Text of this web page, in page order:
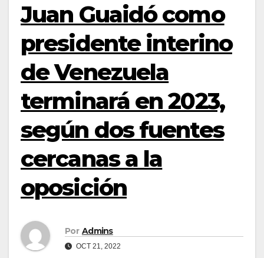
Juan Guaidó como
presidente interino
de Venezuela
terminará en 2023,
según dos fuentes
cercanas a la
oposición
Por Admins
OCT 21, 2022